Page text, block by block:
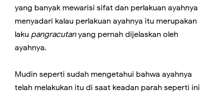
yang banyak mewarisi sifat dan perlakuan ayahnya
menyadari kalau perlakuan ayahnya itu merupakan
laku pangracutanyang pernah dijelaskan oleh
ayahnya.
Mudin seperti sudah mengetahui bahwa ayahnya
telah melakukan itu di saat keadan parah seperti ini